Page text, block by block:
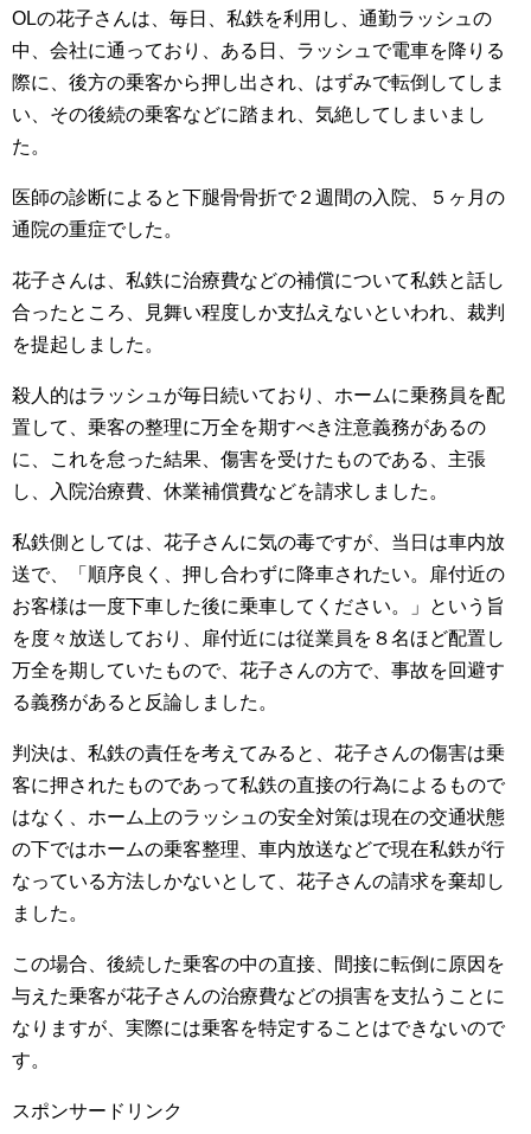
OLの花子さんは、毎日、私鉄を利用し、通勤ラッシュの
中、会社に通っており、ある日、ラッシュで電車を降りる
際に、後方の乗客から押し出され、はずみで転倒してしま
い、その後続の乗客などに踏まれ、気絶してしまいまし
た。
医師の診断によると下腿骨骨折で２週間の入院、５ヶ月の
通院の重症でした。
花子さんは、私鉄に治療費などの補償について私鉄と話し
合ったところ、見舞い程度しか支払えないといわれ、裁判
を提起しました。
殺人的はラッシュが毎日続いており、ホームに乗務員を配
置して、乗客の整理に万全を期すべき注意義務があるの
に、これを怠った結果、傷害を受けたものである、主張
し、入院治療費、休業補償費などを請求しました。
私鉄側としては、花子さんに気の毒ですが、当日は車内放
送で、「順序良く、押し合わずに降車されたい。扉付近の
お客様は一度下車した後に乗車してください。」という旨
を度々放送しており、扉付近には従業員を８名ほど配置し
万全を期していたもので、花子さんの方で、事故を回避す
る義務があると反論しました。
判決は、私鉄の責任を考えてみると、花子さんの傷害は乗
客に押されたものであって私鉄の直接の行為によるもので
はなく、ホーム上のラッシュの安全対策は現在の交通状態
の下ではホームの乗客整理、車内放送などで現在私鉄が行
なっている方法しかないとして、花子さんの請求を棄却し
ました。
この場合、後続した乗客の中の直接、間接に転倒に原因を
与えた乗客が花子さんの治療費などの損害を支払うことに
なりますが、実際には乗客を特定することはできないので
す。
スポンサードリンク